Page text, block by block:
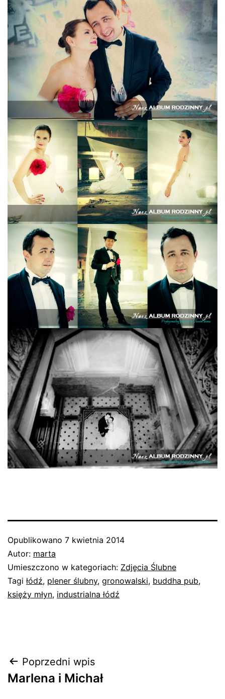
Opublikowano 7 kwietnia 2014
Autor: marta
Umieszczono w kategoriach: Zdjęcia Ślubne
Tagi łódź, plener ślubny, gronowalski, buddha pub,
księży młyn, industrialna łódź
Nawigacja
wpisu
Poprzedni wpis
Marlena i Michał